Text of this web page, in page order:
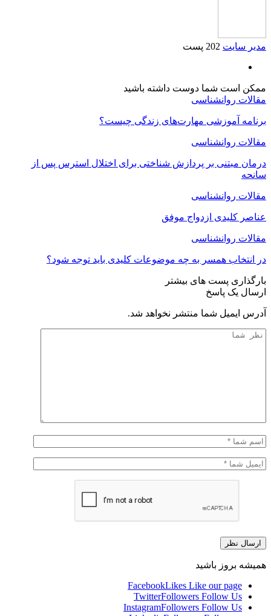
مدیر سایت 202 پست
ممکن است شما دوست داشته باشید
مقالات روانشناسی
برنامه آموزشی مهارت‌های زندگی چیست؟
مقالات روانشناسی
درمان مبتنی بر پردازش شناختی برای اختلال استرس پس از
سانحه
مقالات روانشناسی
عناصر کلیدی ازدواج موفق
مقالات روانشناسی
در انتخاب همسر به چه موضوعات کلیدی باید توجه شود؟
بارگذاری پست های بیشتر
ارسال یک پاسخ
آدرس ایمیل شما منتشر نخواهد شد.
همیشه بروز باشید
FacebookLikes Like our page
TwitterFollowers Follow Us
InstagramFollowers Follow Us